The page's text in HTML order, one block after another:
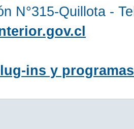
N°315-Quillota -
ins y